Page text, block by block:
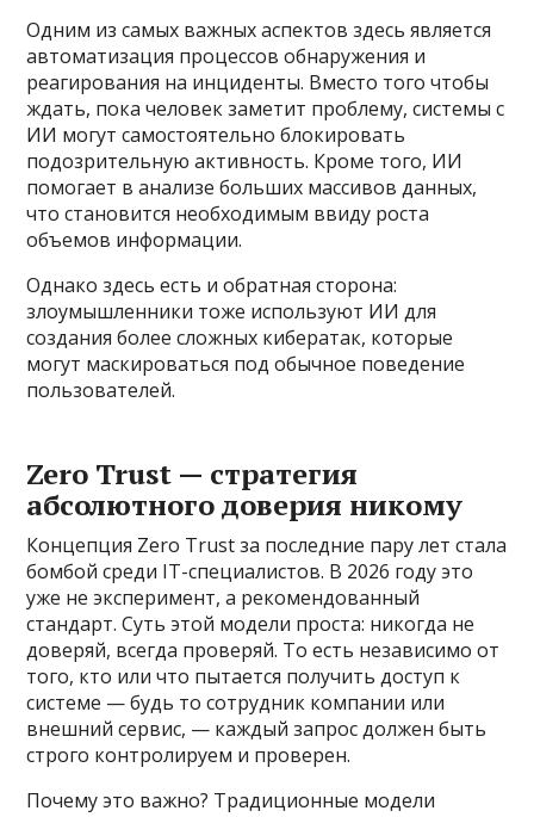
Одним из самых важных аспектов здесь является
автоматизация процессов обнаружения и
реагирования на инциденты. Вместо того чтобы
ждать, пока человек заметит проблему, системы с
ИИ могут самостоятельно блокировать
подозрительную активность. Кроме того, ИИ
помогает в анализе больших массивов данных,
что становится необходимым ввиду роста
объемов информации.
Однако здесь есть и обратная сторона:
злоумышленники тоже используют ИИ для
создания более сложных кибератак, которые
могут маскироваться под обычное поведение
пользователей.
Zero Trust — стратегия
абсолютного доверия никому
Концепция Zero Trust за последние пару лет стала
бомбой среди IT-специалистов. В 2026 году это
уже не эксперимент, а рекомендованный
стандарт. Суть этой модели проста: никогда не
доверяй, всегда проверяй. То есть независимо от
того, кто или что пытается получить доступ к
системе — будь то сотрудник компании или
внешний сервис, — каждый запрос должен быть
строго контролируем и проверен.
Почему это важно? Традиционные модели